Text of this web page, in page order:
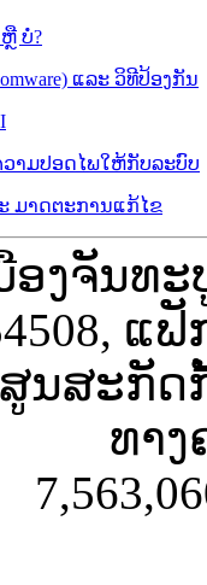
ບໍ່?
ແລະ ວິທີປ້ອງກັນ
ວາມປອດໄພໃຫ້ກັບລະບົບ
ມາດຕະການແກ້ໄຂ
ງຈັນທະ
ແຟັ
ສູນສະກັ
ທາງ